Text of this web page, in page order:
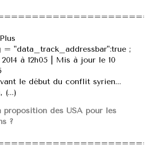
"data_track_addressbar":true ;
à 12h05 | Mis à jour le 10
le début du conflit syrien...
(...)
proposition des USA pour les
?